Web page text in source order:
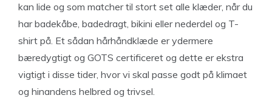
kan lide og som matcher til stort set alle klæder, når du
har badekåbe, badedragt, bikini eller nederdel og T-
shirt på. Et sådan hårhåndklæde er ydermere
bæredygtigt og GOTS certificeret og dette er ekstra
vigtigt i disse tider, hvor vi skal passe godt på klimaet
og hinandens helbred og trivsel.